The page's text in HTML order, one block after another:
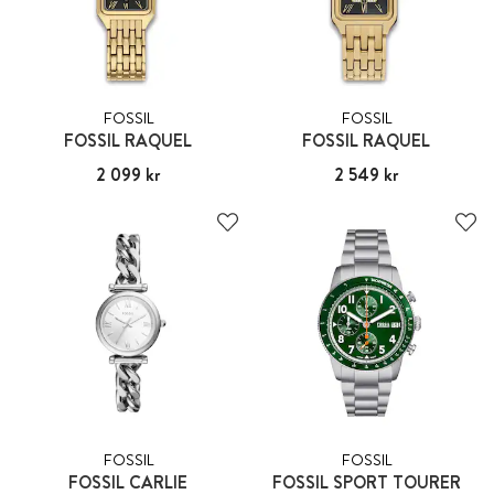
FOSSIL
FOSSIL RAQUEL
Pris :2 099 kr
2 099 kr
FOSSIL
FOSSIL RAQUEL
Pris :2 549 kr
2 549 kr
FOSSIL
FOSSIL CARLIE
FOSSIL
FOSSIL SPORT TOURER